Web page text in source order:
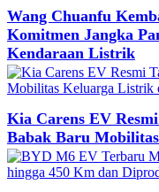
Wang Chuanfu
Komitmen Jangka
Kendaraan Listrik
Kia Carens EV
Babak Baru